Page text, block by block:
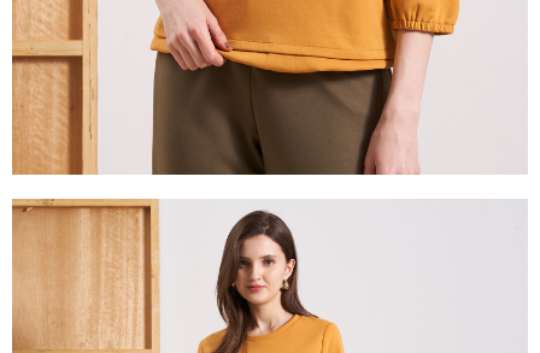
https://aftee.tw/terms/#terms3
３．未成年的使用者請事先徵得法定代理人或監護人之同意方可使用
「AFTEE先享後付」，若未經同意申辦者引起之損失，本公司不負相關責
任。
４．使用「AFTEE先享後付」時，將依據個別帳號之用戶狀況，依本公司即
時審查核予不同之上限額度；若仍有額度不足之情形，本公司將視審查結果
請求用戶進行身份認證。
５．嚴禁一人註冊多個帳號或使用他人資訊註冊。若發現惡意使用之情形，